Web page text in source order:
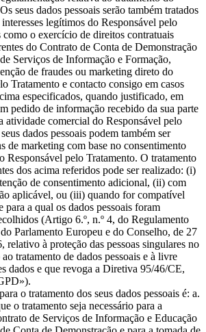
seus dados pessoais serão também tratados
legítimos do Responsável pelo
como o exercício de direitos contratuais
do Contrato de Conta de Demonstração
Serviços de Informação e Formação,
de fraudes ou marketing direto do
Tratamento e contacto consigo em casos
especificados, quando justificado, em
pedido de informação recebido da sua parte
atividade comercial do Responsável pelo
dados pessoais podem também ser
de marketing com base no consentimento
Responsável pelo Tratamento. O tratamento
dos acima referidos pode ser realizado: (i)
de consentimento adicional, (ii) com
aplicável, ou (iii) quando for compatível
para a qual os dados pessoais foram
(Artigo 6.º, n.º 4, do Regulamento
Parlamento Europeu e do Conselho, de 27
relativo à proteção das pessoas singulares no
tratamento de dados pessoais e à livre
dados e que revoga a Diretiva 95/46/CE,
o tratamento dos seus dados pessoais é: a.
o tratamento seja necessário para a
de Serviços de Informação e Educação